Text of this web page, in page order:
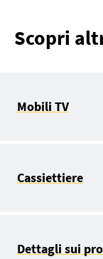
Scopri
Mobili TV
Cassiettiere
Dettagli sui